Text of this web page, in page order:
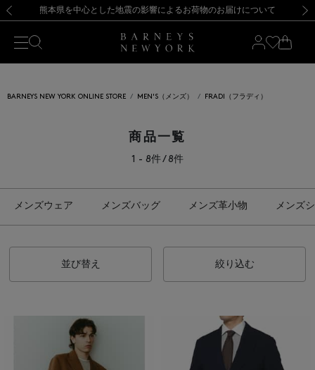
新規登録のお客様も対象！＜MY BARNEYS＞会員のお客様は11,000円（税込）以上のお買上げで常時送料無料！お買い物の際は会員登録を！
【夏季休業に伴う返品・交換承り一時停止のお知らせ】（2026.8.5）
熊本県を中心とした地震の影響によるお荷物のお届けについて
【開催中】SUMMER SALEのご案内・ご注意事項 新規登録のお客様も対象！＜MY BARNEYS＞会員のお客様は11,000円（税込）以上のお買上げで常時送料無料！お買い物の際は会員登録を！
【夏季休業に伴う返品・交換承り一時停止のお知らせ】（2026.8.5）
BARNEYS NEW YORK ONLINE STORE MEN'S（メンズ） FRADI（フラディ）
商品一覧
1 - 8件 / 8件
メンズウェア メンズバッグ メンズ革小物 メンズ
並び替え 絞り込む